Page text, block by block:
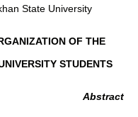
State University
OF THE
STUDENTS
Abstract